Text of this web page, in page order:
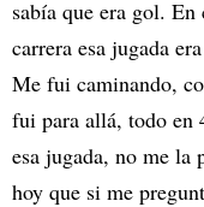
sabía que era gol.
carrera esa jugada
Me fui caminando,
fui para allá, todo en
esa jugada, no me la
hoy que si me